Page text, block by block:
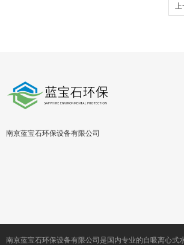
上
南京蓝宝石环保设备有限公司
南京蓝宝石环保设备有限公司是国内专业的自吸离心